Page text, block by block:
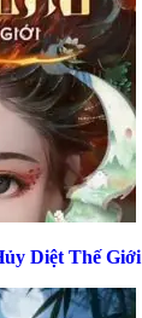
Diệt Thế Giới